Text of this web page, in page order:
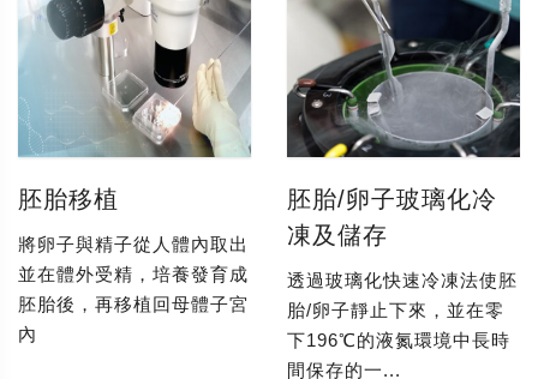
胚胎移植
將卵子與精子從人體內取出
並在體外受精，培養發育成
胚胎後，再移植回母體子宮
內
胚胎/卵子玻璃化冷
凍及儲存
透過玻璃化快速冷凍法使胚
胎/卵子靜止下來，並在零
下196℃的液氮環境中長時
間保存的一...